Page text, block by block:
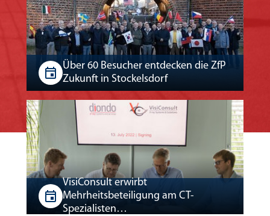
Über 60 Besucher entdecken die ZfP
Zukunft in Stockelsdorf
VisiConsult erwirbt
Mehrheitsbeteiligung am CT-
Spezialisten…